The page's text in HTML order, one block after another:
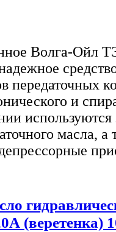
Волга-Ойл
передаточных
и
используются
масла, а
(веретенка)